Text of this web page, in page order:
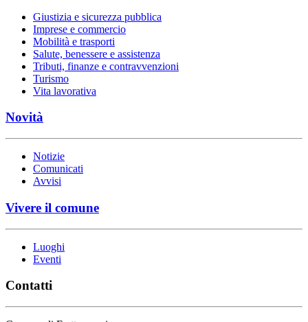
Giustizia e sicurezza pubblica
Imprese e commercio
Mobilità e trasporti
Salute, benessere e assistenza
Tributi, finanze e contravvenzioni
Turismo
Vita lavorativa
Novità
Notizie
Comunicati
Avvisi
Vivere il comune
Luoghi
Eventi
Contatti